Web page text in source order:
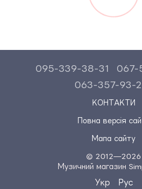
095-339-38-31
067-
063-357-93-
КОНТАКТИ
Повна версія
Мапа сайту
© 2012—2026
Музичний магазин
Укр Рус